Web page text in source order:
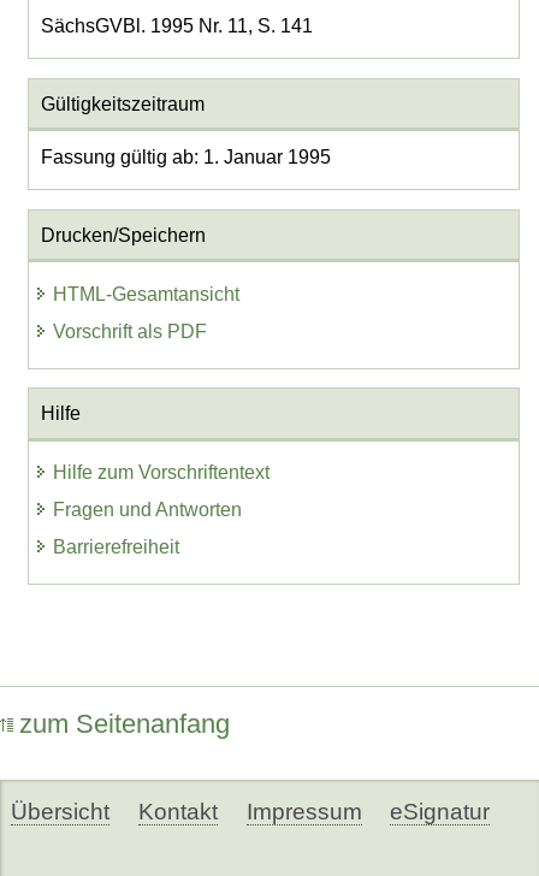
SächsGVBl. 1995 Nr. 11, S. 141
Gültigkeitszeitraum
Fassung gültig ab: 1. Januar 1995
Drucken/Speichern
HTML-Gesamtansicht
Vorschrift als PDF
Hilfe
Hilfe zum Vorschriftentext
Fragen und Antworten
Barrierefreiheit
zum Seitenanfang
Übersicht Kontakt Impressum eSignatur